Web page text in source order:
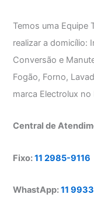
Temos uma Equipe
realizar a domicílio:
Conversão e
Fogão, Forno,
marca Electrolux no
Central de
Fixo:11 2985-9116
WhastApp:11